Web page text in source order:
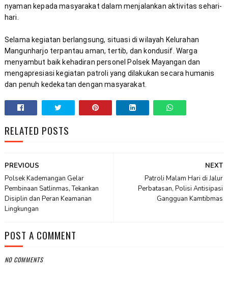
nyaman kepada masyarakat dalam menjalankan aktivitas sehari-
Selama kegiatan berlangsung, situasi di wilayah Kelurahan
Mangunharjo terpantau aman, tertib, dan kondusif. Warga
menyambut baik kehadiran personel Polsek Mayangan dan
mengapresiasi kegiatan patroli yang dilakukan secara humanis
dan penuh kedekatan dengan masyarakat.
RELATED POSTS
NEXT
Patroli Malam Hari di Jalur
Perbatasan, Polisi Antisipasi
Gangguan Kamtibmas
PREVIOUS
Polsek Kademangan Gelar
Pembinaan Satlinmas, Tekankan
Disiplin dan Peran Keamanan
Lingkungan
POST A COMMENT
NO COMMENTS